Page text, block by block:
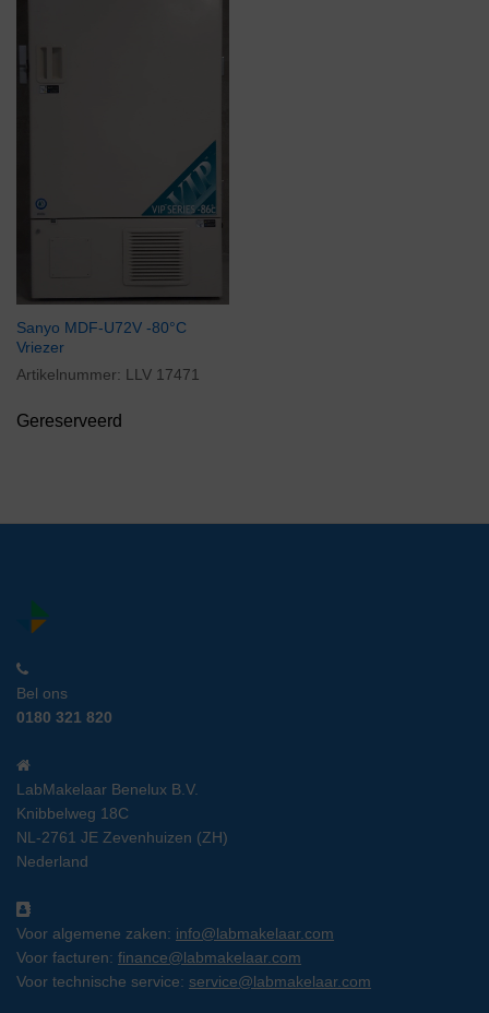
Sanyo MDF-U72V -80°C
Vriezer
Artikelnummer: LLV 17471
Gereserveerd
Bel ons
0180 321 820
LabMakelaar Benelux B.V.
Knibbelweg 18C
NL-2761 JE Zevenhuizen (ZH)
Nederland
Voor algemene zaken: info@labmakelaar.com
Voor facturen: finance@labmakelaar.com
Voor technische service: service@labmakelaar.com